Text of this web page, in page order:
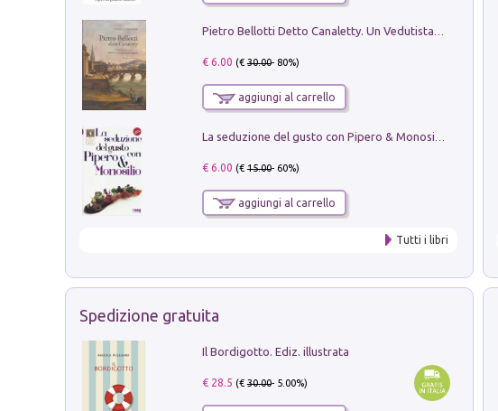
€ 6.00 (€30.00- 80%)
aggiungi al carrello
€ 6.00 (€15.00- 60%)
aggiungi al carrello
Tutti i libri
Spedizione gratuita
Il Bordigotto. Ediz. illustrata
€ 28.5 (€30.00- 5.00%)